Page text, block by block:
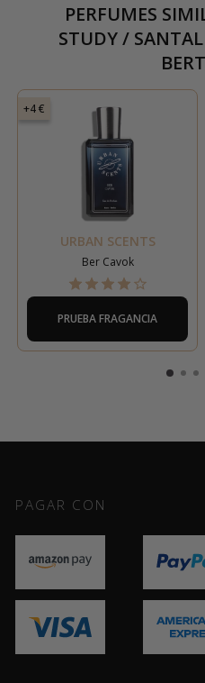
PERFUMES
STUDY /
+4 €
URBAN SCENTS
Ber Cavok
PRUEBA FRAGANCIA
PAGAR CON